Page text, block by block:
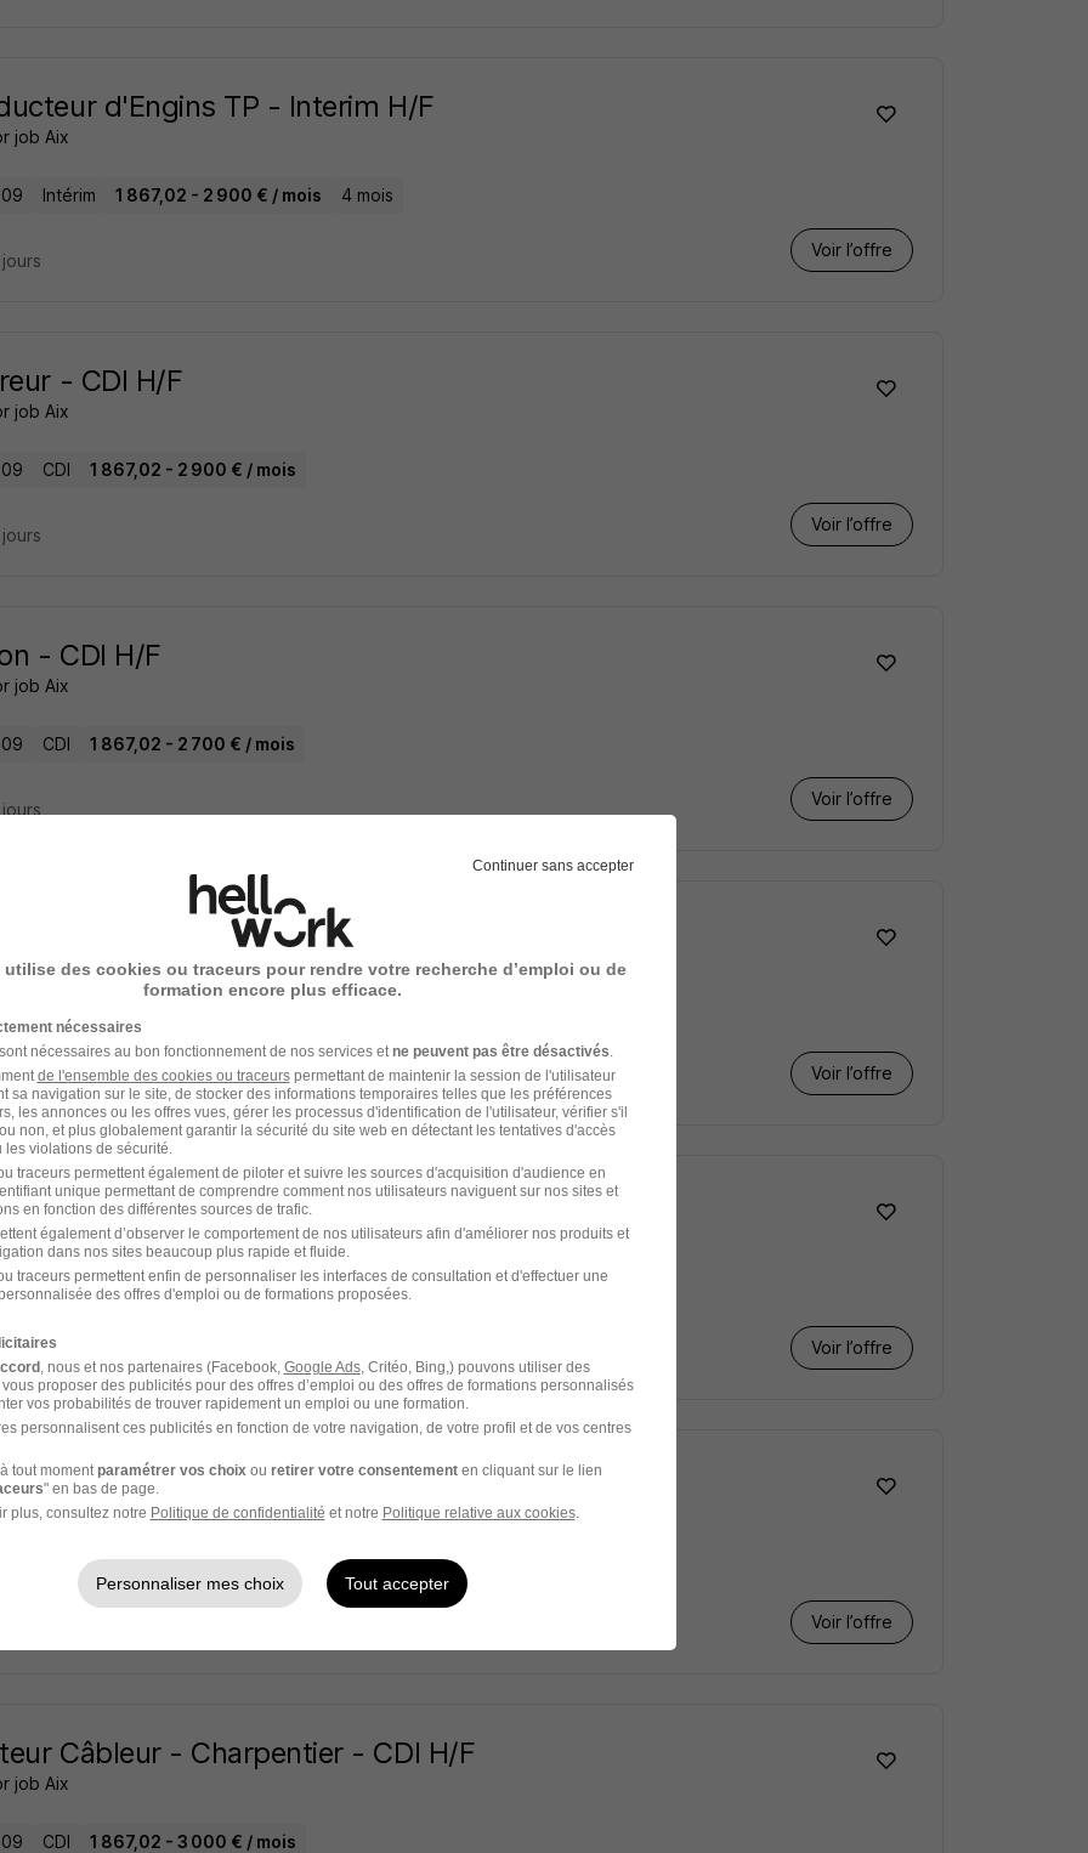
d'Engins TP - Interim H/F
job Aix
Intérim 1 867,02 - 2 900 € / mois 4 mois
Voir l’offre
- CDI H/F
job Aix
CDI 1 867,02 - 2 900 € / mois
Voir l’offre
- CDI H/F
job Aix
CDI 1 867,02 - 2 700 € / mois
Voir l’offre
Travaux - CDI H/F
job Aix
CDI 86,17 - 200 € / jour
Voir l’offre
SPL Porte Char - Interim H/F
job Aix
Intérim 1 867,02 - 2 800 € / mois 4 mois
Voir l’offre
jours
- Interim H/F
job Aix
Intérim 1 867,02 - 3 200 € / mois 4 mois
Voir l’offre
Câbleur - Charpentier - CDI H/F
job Aix
CDI 1 867,02 - 3 000 € / mois
Continuer sans accepter
utilise des cookies ou traceurs pour rendre votre recherche d’emploi ou de
formation encore plus efficace.
nécessaires
nécessaires au bon fonctionnement de nos services et ne peuvent pas être désactivés
de l'ensemble des cookies ou traceurspermettant de maintenir la session de l'utilisateur
sa navigation sur le site, de stocker des informations temporaires telles que les préférences
les annonces ou les offres vues, gérer les processus d'identification de l'utilisateur, vérifier s'il
non, et plus globalement garantir la sécurité du site web en détectant les tentatives d'accès
violations de sécurité.
traceurs permettent également de piloter et suivre les sources d'acquisition d'audience en
unique permettant de comprendre comment nos utilisateurs naviguent sur nos sites et
en fonction des différentes sources de trafic.
également d’observer le comportement de nos utilisateurs afin d'améliorer nos produits et
dans nos sites beaucoup plus rapide et fluide.
traceurs permettent enfin de personnaliser les interfaces de consultation et d'effectuer une
des offres d'emploi ou de formations proposées.
, nous et nos partenaires (Facebook, Google Ads, Critéo, Bing,) pouvons utiliser des
proposer des publicités pour des offres d’emploi ou des offres de formations personnalisés
vos probabilités de trouver rapidement un emploi ou une formation.
personnalisent ces publicités en fonction de votre navigation, de votre profil et de vos centres
tout moment paramétrer vos choix ou retirer votre consentementen cliquant sur le lien
" en bas de page.
plus, consultez notre Politique de confidentialité et notre Politique relative aux cookies.
Personnaliser mes choix Tout accepter